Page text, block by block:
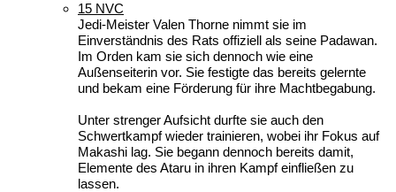
15 NVC
Jedi-Meister Valen Thorne nimmt sie im
Einverständnis des Rats offiziell als seine Padawan.
Im Orden kam sie sich dennoch wie eine
Außenseiterin vor. Sie festigte das bereits gelernte
und bekam eine Förderung für ihre Machtbegabung.
Unter strenger Aufsicht durfte sie auch den
Schwertkampf wieder trainieren, wobei ihr Fokus auf
Makashi lag. Sie begann dennoch bereits damit,
Elemente des Ataru in ihren Kampf einfließen zu
lassen.